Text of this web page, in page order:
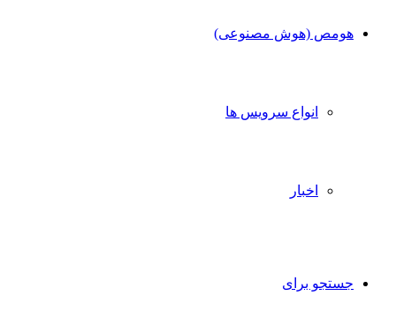
هومص (هوش مصنوعی)
انواع سرویس ها
اخبار
جستجو برای